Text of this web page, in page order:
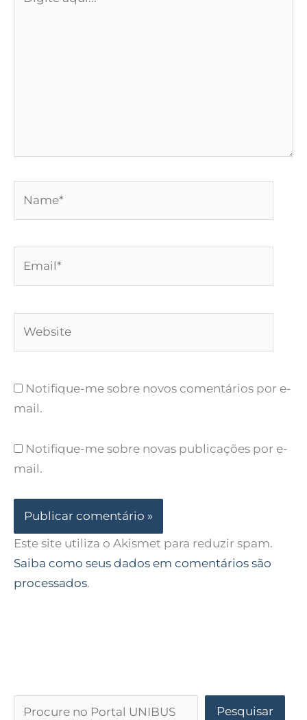
aqui...
Notifique-me sobre novos comentários por e-
mail.
Notifique-me sobre novas publicações por e-
mail.
Este site utiliza o Akismet para reduzir spam.
Saiba como seus dados em comentários são
processados.
Pesquisar